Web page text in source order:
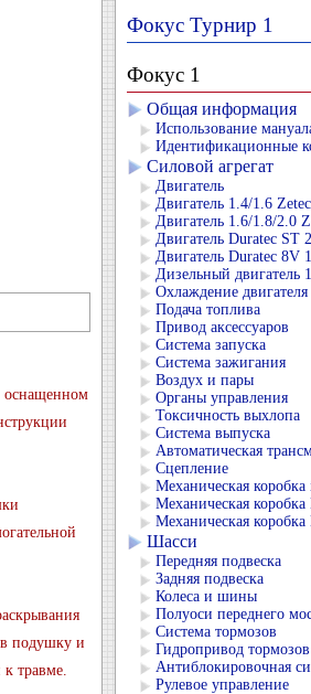
подушку и
травме.
Фокус Турнир 1
Фокус 1
Общая информация
Использование
Идентификационные
Силовой агрегат
Двигатель
Двигатель 1.4/1.6
Двигатель 1.6/1.8/2.0
Двигатель Duratec ST
Двигатель Duratec 8V
Дизельный двигатель
Охлаждение двигателя
Подача топлива
Привод аксессуаров
Система запуска
Система зажигания
Воздух и пары
Органы управления
Токсичность выхлопа
Система выпуска
Автоматическая
Сцепление
Механическая коробка
Механическая
Механическая
Шасси
Передняя подвеска
Задняя подвеска
Колеса и шины
Полуоси переднего
Система тормозов
Гидропривод тормозов
Антиблокировочная
Рулевое управление